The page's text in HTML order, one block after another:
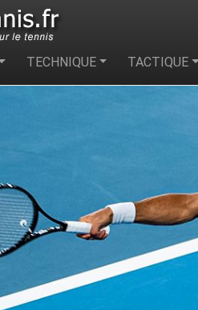
TECHNIQUE TACTIQUE